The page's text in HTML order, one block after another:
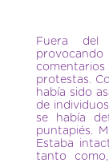
Fuera del
protestas.
había sido
de
se había
puntapiés.
Estaba
tanto